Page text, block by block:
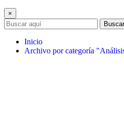
×
Buscar
Inicio
Archivo por categoría